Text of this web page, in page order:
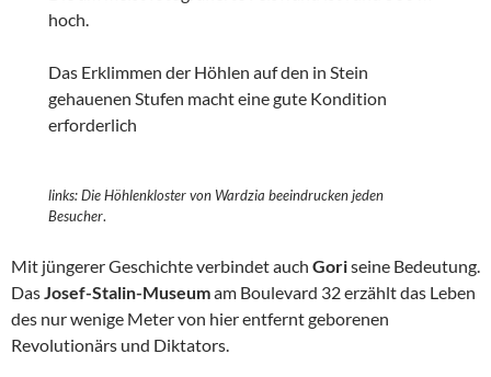
hoch.
Das Erklimmen der Höhlen auf den in Stein
gehauenen Stufen macht eine gute Kondition
erforderlich
links: Die Höhlenkloster von Wardzia beeindrucken jeden
Besucher.
Mit jüngerer Geschichte verbindet auch Goriseine Bedeutung.
DasJosef-Stalin-Museumam Boulevard 32 erzählt das Leben
des nur wenige Meter von hier entfernt geborenen
Revolutionärs und Diktators.